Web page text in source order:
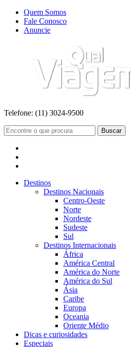
Quem Somos
Fale Conosco
Anuncie
Telefone: (11) 3024-9500
Buscar
Destinos
Destinos Nacionais
Centro-Oeste
Norte
Nordeste
Sudeste
Sul
Destinos Internacionais
África
América Central
América do Norte
América do Sul
Ásia
Caribe
Europa
Oceania
Oriente Médio
Dicas e curiosidades
Especiais